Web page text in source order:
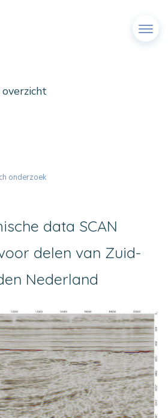
Menu
onderzoek
data SCAN
delen van Zuid-
Nederland